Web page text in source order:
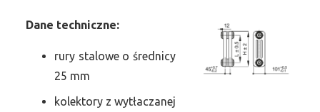
Dane techniczne:
rury stalowe o średnicy
25 mm
kolektory z wytłaczanej